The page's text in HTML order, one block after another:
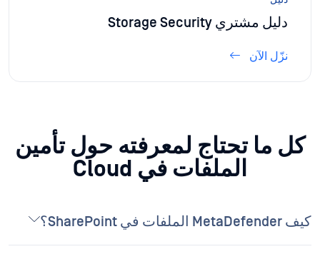
دليل مشتري Storage Security
نزّل الآن
كل ما تحتاج لمعرفته حول تأمين
الملفات في Cloud
كيف MetaDefender الملفات في SharePoint؟